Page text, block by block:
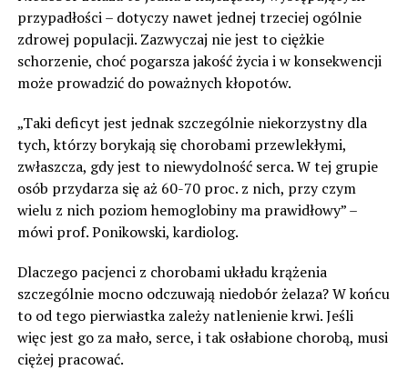
przypadłości – dotyczy nawet jednej trzeciej ogólnie
zdrowej populacji. Zazwyczaj nie jest to ciężkie
schorzenie, choć pogarsza jakość życia i w konsekwencji
może prowadzić do poważnych kłopotów.
„Taki deficyt jest jednak szczególnie niekorzystny dla
tych, którzy borykają się chorobami przewlekłymi,
zwłaszcza, gdy jest to niewydolność serca. W tej grupie
osób przydarza się aż 60-70 proc. z nich, przy czym
wielu z nich poziom hemoglobiny ma prawidłowy” –
mówi prof. Ponikowski, kardiolog.
Dlaczego pacjenci z chorobami układu krążenia
szczególnie mocno odczuwają niedobór żelaza? W końcu
to od tego pierwiastka zależy natlenienie krwi. Jeśli
więc jest go za mało, serce, i tak osłabione chorobą, musi
ciężej pracować.